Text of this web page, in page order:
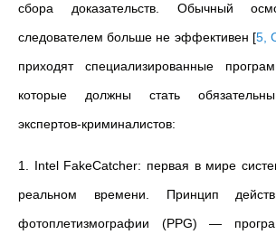
сбора доказательств. Обычный
следователем больше не эффективен [5,
приходят специализированные
которые должны стать
экспертов-криминалистов:
1. Intel FakeCatcher: первая в мире
реальном времени. Принцип
фотоплетизмографии (PPG) —